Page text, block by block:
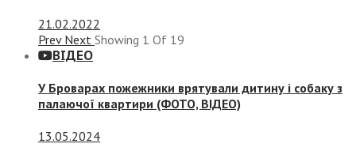
21.02.2022
Prev Next Showing 1 Of 19
ВІДЕО
У Броварах пожежники врятували дитину і собаку з
палаючої квартири (ФОТО, ВІДЕО)
13.05.2024